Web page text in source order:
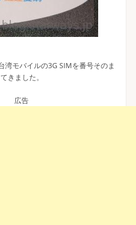
湾モバイルの3G SIMを番号そのま
きました。
広告